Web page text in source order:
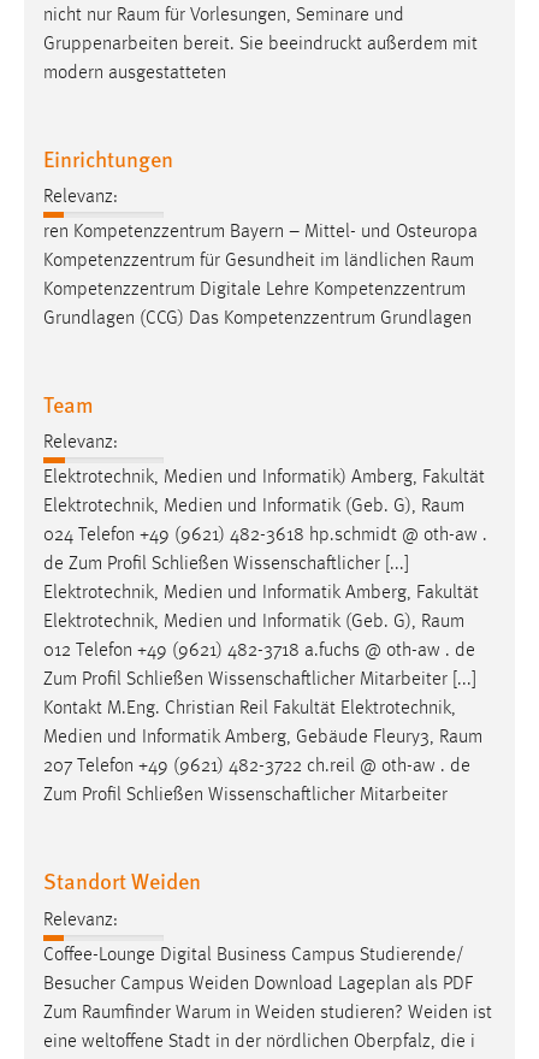
nicht nur Raum für Vorlesungen, Seminare und
Gruppenarbeiten bereit. Sie beeindruckt außerdem mit
modern ausgestatteten
Einrichtungen
Relevanz:
ren Kompetenzzentrum Bayern – Mittel- und Osteuropa
Kompetenzzentrum für Gesundheit im ländlichen Raum
Kompetenzzentrum Digitale Lehre Kompetenzzentrum
Grundlagen (CCG) Das Kompetenzzentrum Grundlagen
Team
Relevanz:
Elektrotechnik, Medien und Informatik) Amberg, Fakultät
Elektrotechnik, Medien und Informatik (Geb. G), Raum
024 Telefon +49 (9621) 482-3618 hp.schmidt @ oth-aw .
de Zum Profil Schließen Wissenschaftlicher [...]
Elektrotechnik, Medien und Informatik Amberg, Fakultät
Elektrotechnik, Medien und Informatik (Geb. G), Raum
012 Telefon +49 (9621) 482-3718 a.fuchs @ oth-aw . de
Zum Profil Schließen Wissenschaftlicher Mitarbeiter [...]
Kontakt M.Eng. Christian Reil Fakultät Elektrotechnik,
Medien und Informatik Amberg, Gebäude Fleury3, Raum
207 Telefon +49 (9621) 482-3722 ch.reil @ oth-aw . de
Zum Profil Schließen Wissenschaftlicher Mitarbeiter
Standort Weiden
Relevanz:
Coffee-Lounge Digital Business Campus Studierende/
Besucher Campus Weiden Download Lageplan als PDF
Zum Raumfinder Warum in Weiden studieren? Weiden ist
eine weltoffene Stadt in der nördlichen Oberpfalz, die i